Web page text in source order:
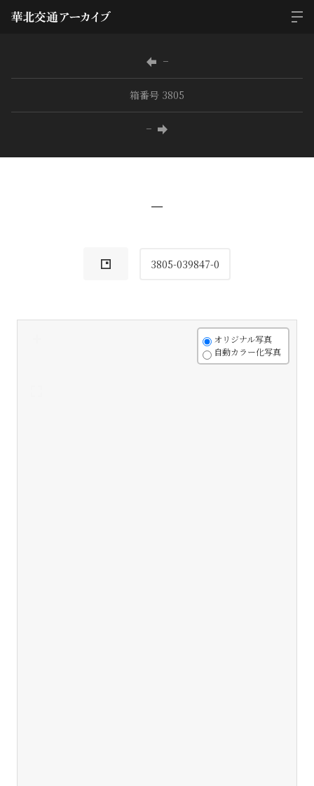
−
箱番号 3805
−
−
3805-039847-0
オリジナル写真
自動カラー化写真